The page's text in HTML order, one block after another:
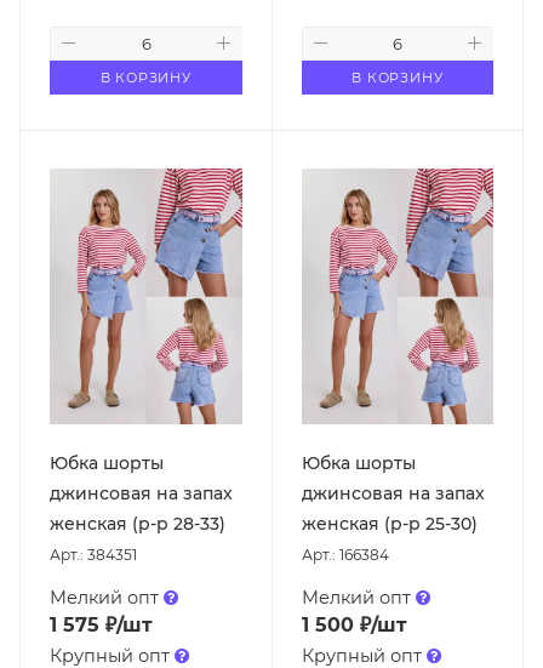
В КОРЗИНУ В КОРЗИНУ
Юбка шорты
джинсовая на запах
женская (р-р 28-33)
Арт.: 384351
Мелкий опт
1 575 ₽/шт
Крупный опт
Юбка шорты
джинсовая на запах
женская (р-р 25-30)
Арт.: 166384
Мелкий опт
1 500₽/шт
Крупный опт